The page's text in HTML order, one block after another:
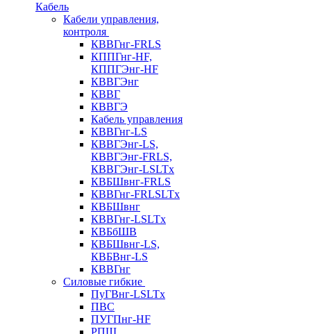
Кабель
Кабели управления,
контроля
КВВГнг-FRLS
КППГнг-HF,
КППГЭнг-HF
КВВГЭнг
КВВГ
КВВГЭ
Кабель управления
КВВГнг-LS
КВВГЭнг-LS,
КВВГЭнг-FRLS,
КВВГЭнг-LSLTx
КВБШвнг-FRLS
КВВГнг-FRLSLTx
КВБШвнг
КВВГнг-LSLTx
КВБбШВ
КВБШвнг-LS,
КВБВнг-LS
КВВГнг
Силовые гибкие
ПуГВнг-LSLTx
ПВС
ПУГПнг-HF
РПШ